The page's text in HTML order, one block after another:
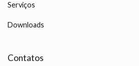
Serviços
Downloads
Contatos